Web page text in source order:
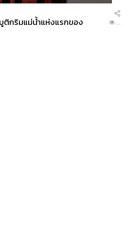
ติกริมแม่น้ำแห่งแรกของ
...